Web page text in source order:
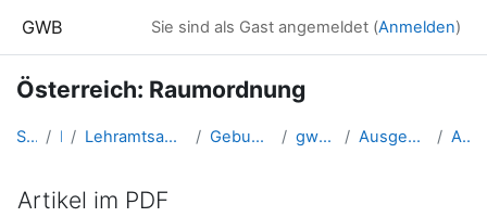
GWB Sie sind als Gast angemeldet (Anmelden)
Österreich: Raumordnung
Startseite Kurse Lehramtsausbildung GW im Cluster Österreich Mitte Gebundenes Wahlfach: Österreich gw_OE_raumordnung_1 Ausgewählte Raumordnungsthemen Artikel im PDF
Artikel im PDF